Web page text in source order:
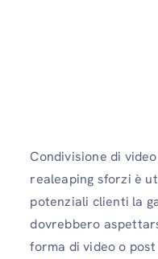
Condivisione di
realeaping sforzi è
potenziali clienti la
dovrebbero
forma di video o